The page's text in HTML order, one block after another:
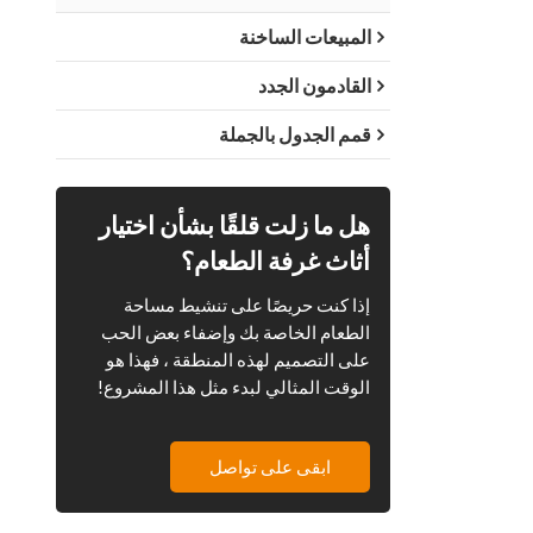
المبيعات الساخنة
القادمون الجدد
قمم الجدول بالجملة
هل ما زلت قلقًا بشأن اختيار
أثاث غرفة الطعام؟
إذا كنت حريصًا على تنشيط مساحة
الطعام الخاصة بك وإضفاء بعض الحب
على التصميم لهذه المنطقة ، فهذا هو
الوقت المثالي لبدء مثل هذا المشروع!
ابقى على تواصل